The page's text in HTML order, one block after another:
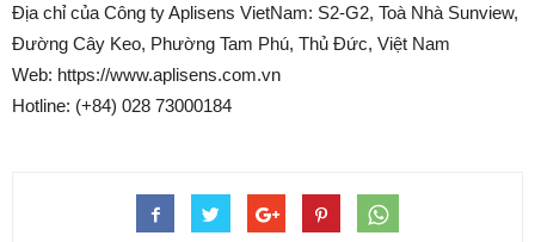
Địa chỉ của Công ty Aplisens VietNam: S2-G2, Toà Nhà Sunview,
Đường Cây Keo, Phường Tam Phú, Thủ Đức, Việt Nam
Web: https://www.aplisens.com.vn
Hotline: (+84) 028 73000184